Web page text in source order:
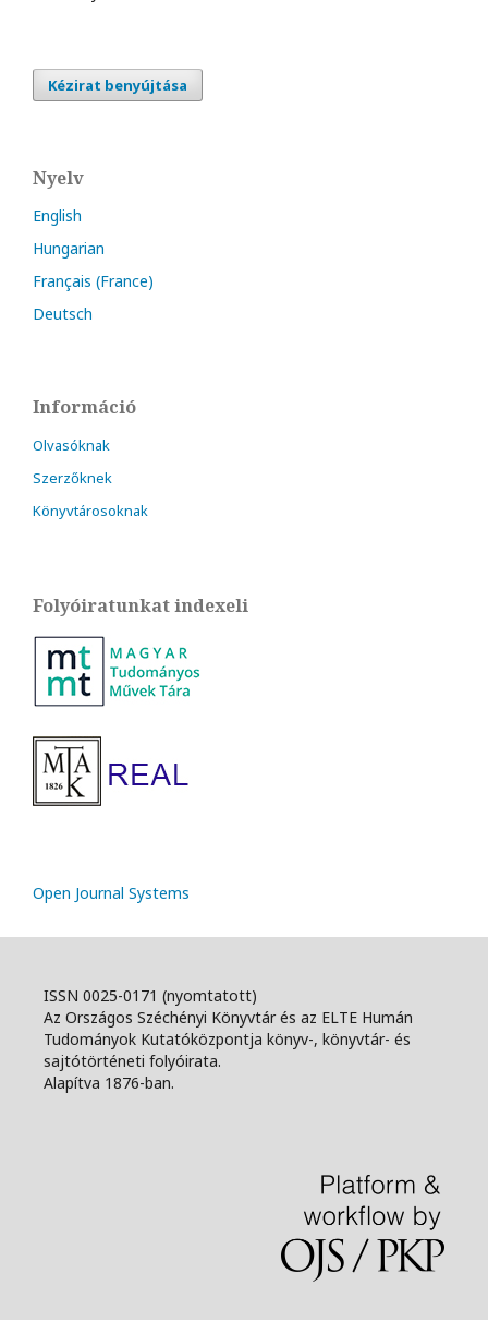
Kézirat benyújtása
Nyelv
English
Hungarian
Français (France)
Deutsch
Információ
Olvasóknak
Szerzőknek
Könyvtárosoknak
Folyóiratunkat indexeli
Open Journal Systems
ISSN 0025-0171 (nyomtatott)
Az Országos Széchényi Könyvtár és az ELTE Humán
Tudományok Kutatóközpontja könyv-, könyvtár- és
sajtótörténeti folyóirata.
Alapítva 1876-ban.